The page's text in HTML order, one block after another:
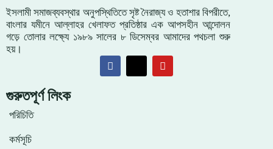
ইসলামী সমাজব্যবস্থার অনুপস্থিতিতে সৃষ্ট নৈরাজ্য ও হতাশার বিপরীতে,
বাংলার যমীনে আল্লাহর খেলাফত প্রতিষ্ঠার এক আপসহীন আন্দোলন
গড়ে তোলার লক্ষ্যে ১৯৮৯ সালের ৮ ডিসেম্বর আমাদের পথচলা শুরু
হয়।
গুরুতপূর্ণ লিংক
পরিচিতি
কর্মসূচি